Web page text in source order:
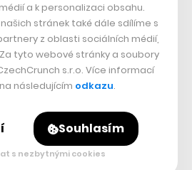
spuštění si ji objednalo přes
a k personalizaci obsahu.
stránek také dále sdílíme s
z oblasti sociálních médií,
tyto webové stránky a soubory
s.r.o. Více informací
následujícím odkazu.
Souhlasím
s nezbytnými cookies